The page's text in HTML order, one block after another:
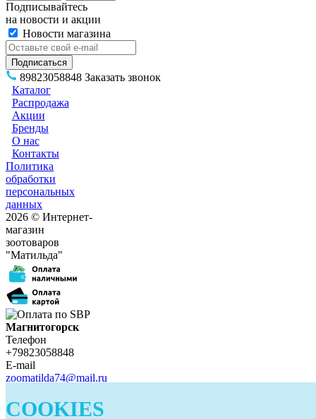
Подписывайтесь
на новости и акции
Новости магазина
89823058848 Заказать звонок
Каталог
Распродажа
Акции
Бренды
О нас
Контакты
Политика
обработки
персональных
данных
2026 © Интернет-
магазин
зоотоваров
"Матильда"
Магнитогорск
Телефон
+79823058848
E-mail
zoomatilda74@mail.ru
Телефон
+79823058848
COOKIES